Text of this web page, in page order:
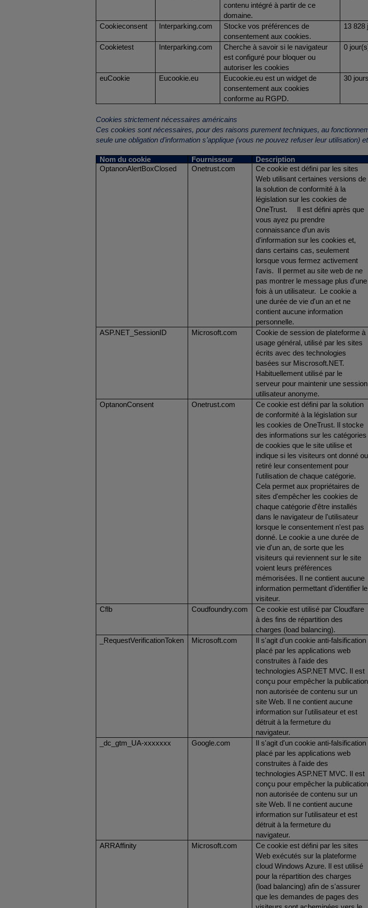
contenu intégré à partir de ce
domaine.
Cookieconsent Interparking.com
Stocke vos préférences de
consentement aux cookies.
13 828
Cookietest Interparking.com
Cherche à savoir si le navigateur
est configuré pour bloquer ou
autoriser les cookies
0
euCookie Eucookie.eu
Eucookie.eu est un widget de
consentement aux cookies
conforme au RGPD.
30 jours
Cookies strictement nécessaires américains
Ces cookies sont nécessaires, pour des raisons purement techniques, au
seule une obligation d’information s’applique (vous ne pouvez refuser leur
Nom du cookie Fournisseur Description
OptanonAlertBoxClosed
Onetrust.com
Ce cookie est défini par les sites
Web utilisant certaines versions de
la solution de conformité à la
législation sur les cookies de
OneTrust. Il est défini après que
vous ayez pu prendre
connaissance d’un avis
d'information sur les cookies et,
dans certains cas, seulement
lorsque vous fermez activement
l'avis. Il permet au site web de ne
pas montrer le message plus d'une
fois à un utilisateur. Le cookie a
une durée de vie d'un an et ne
contient aucune information
personnelle.
ASP.NET_SessionID Microsoft.com
Cookie de session de plateforme à
usage général, utilisé par les sites
écrits avec des technologies
basées sur Miscrosoft.NET.
Habituellement utilisé par le
serveur pour maintenir une session
utilisateur anonyme.
OptanonConsent Onetrust.com
Ce cookie est défini par la solution
de conformité à la législation sur
les cookies de OneTrust. Il stocke
des informations sur les catégories
de cookies que le site utilise et
indique si les visiteurs ont donné ou
retiré leur consentement pour
l'utilisation de chaque catégorie.
Cela permet aux propriétaires de
sites d'empêcher les cookies de
chaque catégorie d'être installés
dans le navigateur de l'utilisateur
lorsque le consentement n'est pas
donné. Le cookie a une durée de
vie d'un an, de sorte que les
visiteurs qui reviennent sur le site
voient leurs préférences
mémorisées. Il ne contient aucune
information permettant d'identifier le
visiteur.
Cflb Coudfoundry.com
Ce cookie est utilisé par Cloudfare
à des fins de répartition des
charges (load balancing).
_RequestVerificationToken Microsoft.com
Il s'agit d'un cookie anti-falsification
placé par les applications web
construites à l'aide des
technologies ASP.NET MVC. Il est
conçu pour empêcher la publication
non autorisée de contenu sur un
site Web. Il ne contient aucune
information sur l'utilisateur et est
détruit à la fermeture du
navigateur.
_dc_gtm_UA-xxxxxxx Google.com
Il s'agit d'un cookie anti-falsification
placé par les applications web
construites à l'aide des
technologies ASP.NET MVC. Il est
conçu pour empêcher la publication
non autorisée de contenu sur un
site Web. Il ne contient aucune
information sur l'utilisateur et est
détruit à la fermeture du
navigateur.
ARRAffinity Microsoft.com
Ce cookie est défini par les sites
Web exécutés sur la plateforme
cloud Windows Azure. Il est utilisé
pour la répartition des charges
(load balancing) afin de s'assurer
que les demandes de pages des